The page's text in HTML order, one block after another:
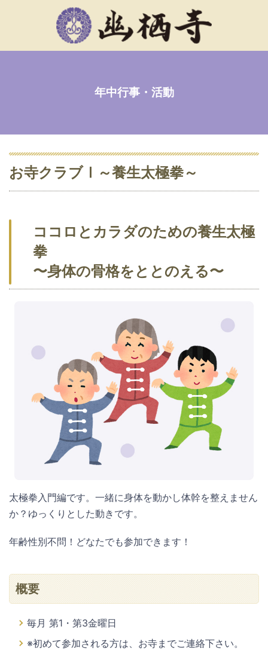
年中行事・活動
お寺クラブⅠ～養生太極拳～
ココロとカラダのための養生太極
拳
〜身体の骨格をととのえる〜
太極拳入門編です。一緒に身体を動かし体幹を整えません
か？ゆっくりとした動きです。
年齢性別不問！どなたでも参加できます！
概要
毎月 第1・第3金曜日
※初めて参加される方は、お寺までご連絡下さい。